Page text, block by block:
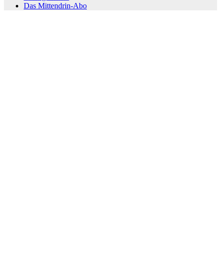
Das Mittendrin-Abo